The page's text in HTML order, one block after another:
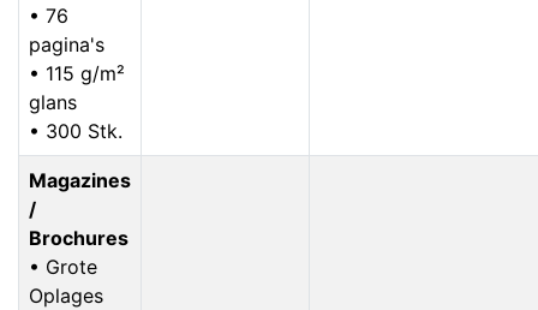
• 76
pagina's
• 115 g/m²
glans
• 300 Stk.
Magazines
/
Brochures
• Grote
Oplages